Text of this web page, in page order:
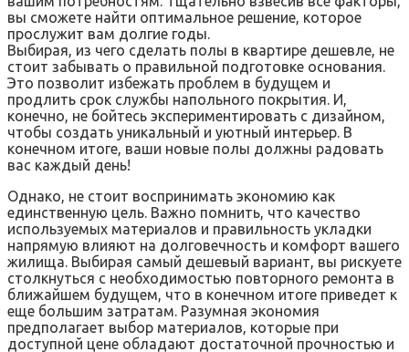
вы сможете найти оптимальное решение, которое
прослужит вам долгие годы.
Выбирая, из чего сделать полы в квартире дешевле, не
стоит забывать о правильной подготовке основания.
Это позволит избежать проблем в будущем и
продлить срок службы напольного покрытия. И,
конечно, не бойтесь экспериментировать с дизайном,
чтобы создать уникальный и уютный интерьер. В
конечном итоге, ваши новые полы должны радовать
вас каждый день!
Однако, не стоит воспринимать экономию как
единственную цель. Важно помнить, что качество
используемых материалов и правильность укладки
напрямую влияют на долговечность и комфорт вашего
жилища. Выбирая самый дешевый вариант, вы рискуете
столкнуться с необходимостью повторного ремонта в
ближайшем будущем, что в конечном итоге приведет к
еще большим затратам. Разумная экономия
предполагает выбор материалов, которые при
доступной цене обладают достаточной прочностью и